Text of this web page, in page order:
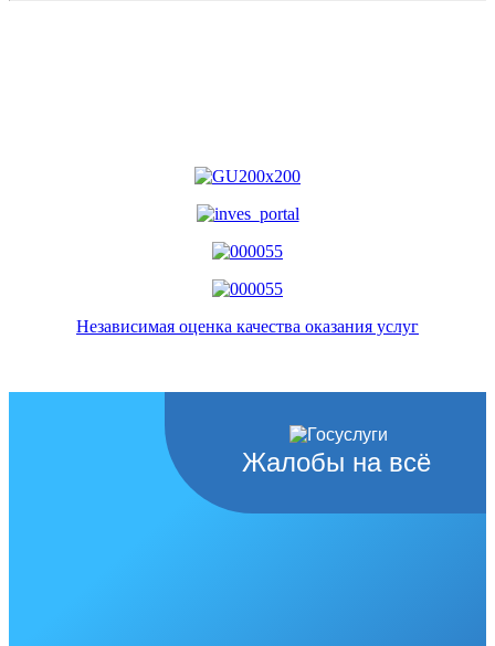
Независимая оценка качества оказания услуг
Жалобы на всё